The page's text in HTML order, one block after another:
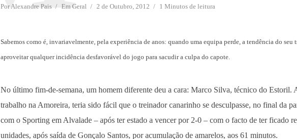
PorAlexandre Pais Em Geral 2 de Outubro, 2012 1 Minutos de leitura
Sabemos como é, invariavelmente, pela experiência de anos: quando uma equipa perde, a tendência do seu
aproveitar qualquer incidência desfavorável do jogo para sacudir a culpa do capote.
No último fim-de-semana, um homem diferente deu a cara: Marco Silva, técnico do Estoril.
trabalho na Amoreira, teria sido fácil que o treinador canarinho se desculpasse, no final da
com o Sporting em Alvalade – após ter estado a vencer por 2-0 – com o facto de ter ficado
unidades, após saída de Gonçalo Santos, por acumulação de amarelos, aos 61 minutos.